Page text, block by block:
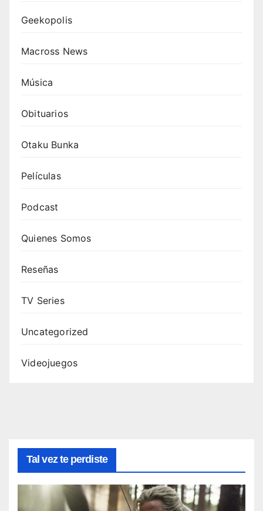
Geekopolis
Macross News
Música
Obituarios
Otaku Bunka
Películas
Podcast
Quienes Somos
Reseñas
TV Series
Uncategorized
Videojuegos
Tal vez te perdiste